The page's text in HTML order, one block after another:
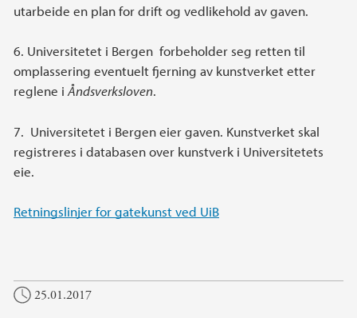
utarbeide en plan for drift og vedlikehold av gaven.
6. Universitetet i Bergen forbeholder seg retten til
omplassering eventuelt fjerning av kunstverket etter
reglene iÅndsverksloven.
7. Universitetet i Bergen eier gaven. Kunstverket skal
registreres i databasen over kunstverk i Universitetets
eie.
Retningslinjer for gatekunst ved UiB
25.01.2017